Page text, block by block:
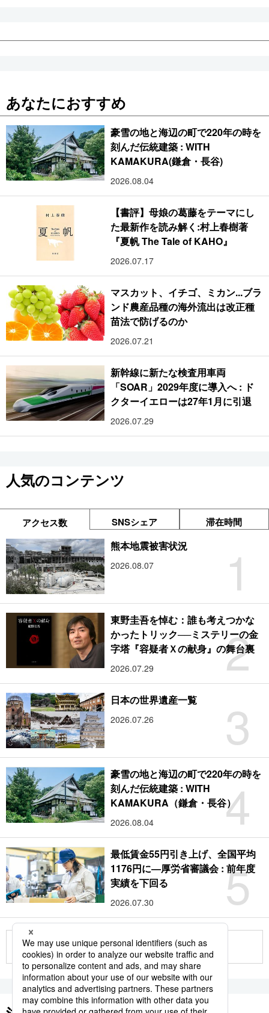
あなたにおすすめ
豪雪の地と海辺の町で220年の時を
刻んだ伝統建築 : WITH
KAMAKURA(鎌倉・長谷)
2026.08.04
【書評】母娘の葛藤をテーマにし
た最新作を読み解く:村上春樹著
『夏帆 The Tale of KAHO』
2026.07.17
マスカット、イチゴ、ミカン...ブラ
ンド農産品種の海外流出は改正種
苗法で防げるのか
2026.07.21
新幹線に新たな検査用車両
「SOAR」2029年度に導入へ : ド
クターイエローは27年1月に引退
2026.07.29
人気のコンテンツ
アクセス数 SNSシェア 滞在時間
1
熊本地震被害状況
2026.08.07
2
東野圭吾を悼む：誰も考えつかな
かったトリック──ミステリーの金
字塔『容疑者Ｘの献身』の舞台裏
2026.07.29
3
日本の世界遺産一覧
2026.07.26
4
豪雪の地と海辺の町で220年の時を
刻んだ伝統建築 : WITH
KAMAKURA（鎌倉・長谷）
2026.08.04
5
最低賃金55円引き上げ、全国平均
1176円に―厚労省審議会 : 前年度
実績を下回る
2026.07.30
もっと見る